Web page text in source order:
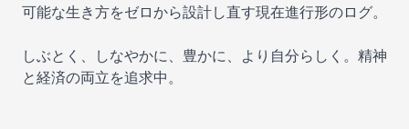
可能な生き方をゼロから設計し直す現在進行形のログ。
しぶとく、しなやかに、豊かに、より自分らしく。精神
と経済の両立を追求中。